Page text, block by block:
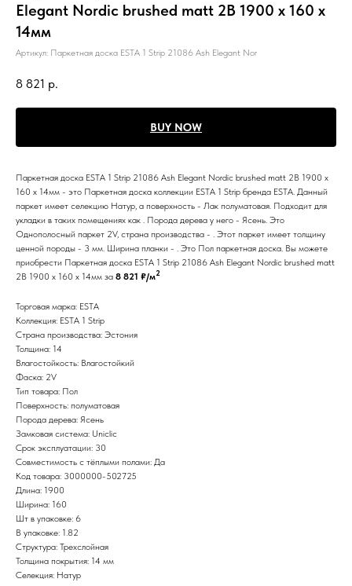
Elegant Nordic brushed matt 2B 1900 x 160 x
14мм
Артикул: Паркетная доска ESTA 1 Strip 21086 Ash Elegant Nor
8 821 р.
BUY NOW
Паркетная доска ESTA 1 Strip 21086 Ash Elegant Nordic brushed matt 2B 1900 x
160 x 14мм - это Паркетная доска коллекции ESTA 1 Strip бренда ESTA. Данный
паркет имеет селекцию Натур, а поверхность - Лак полуматовая. Подходит для
укладки в таких помещениях как . Порода дерева у него - Ясень. Это
Однополосный паркет 2V, страна производства - . Этот паркет имеет толщину
ценной породы - 3 мм. Ширина планки - . Это Пол паркетная доска. Вы можете
приобрести Паркетная доска ESTA 1 Strip 21086 Ash Elegant Nordic brushed matt
2B 1900 x 160 x 14мм за 8 821 ₽/м2
Торговая марка: ESTA
Коллекция: ESTA 1 Strip
Страна производства: Эстония
Толщина: 14
Влагостойкость: Влагостойкий
Фаска: 2V
Тип товара: Пол
Поверхность: полуматовая
Порода дерева: Ясень
Замковая система: Uniclic
Срок эксплуатации: 30
Совместимость с тёплыми полами: Да
Код товара: 3000000-502725
Длина: 1900
Ширина: 160
Шт в упаковке: 6
В упаковке: 1.82
Структура: Трехслойная
Толщина покрытия: 14 мм
Селекция: Натур